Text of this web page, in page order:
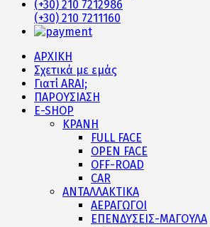
(+30) 210 7212986
(+30) 210 7211160
ΑΡΧΙΚΗ
Σχετικά με εμάς
Γιατί ARAI;
ΠΑΡΟΥΣΙΑΣΗ
E-SHOP
ΚΡΑΝΗ
FULL FACE
OPEN FACE
OFF-ROAD
CAR
ΑΝΤΑΛΛΑΚΤΙΚΑ
ΑΕΡΑΓΩΓΟΙ
ΕΠΕΝΔΥΣΕΙΣ-ΜΑΓΟΥΛΑ